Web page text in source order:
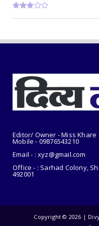
रायपुर : वन
Editor/ Owner - Miss Khare
Mobile - 09876543210
Email - : xyz@gmail.com
Office - : Sarhad Colony,
492001
Copyright © 2026 |